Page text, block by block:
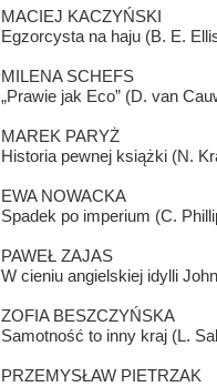
MACIEJ KACZYŃSKI
Egzorcysta na haju (B. E.
MILENA SCHEFS
„Prawie jak Eco” (D. van
MAREK PARYŻ
Historia pewnej książki (N.
EWA NOWACKA
Spadek po imperium (C.
PAWEŁ ZAJAS
W cieniu angielskiej idylli
ZOFIA BESZCZYŃSKA
Samotność to inny kraj (L.
PRZEMYSŁAW PIETRZAK